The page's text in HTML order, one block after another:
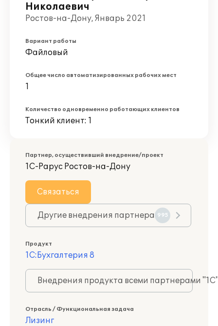
Николаевич
Ростов-на-Дону, Январь 2021
Вариант работы
Файловый
Общее число автоматизированных рабочих мест
1
Количество одновременно работающих клиентов
Тонкий клиент: 1
Партнер, осуществивший внедрение/проект
1С-Рарус Ростов-на-Дону
Связаться
Другие внедрения партнера 995
Продукт
1С:Бухгалтерия 8
Внедрения продукта всеми партнерами
Отрасль / Функциональная задача
Лизинг